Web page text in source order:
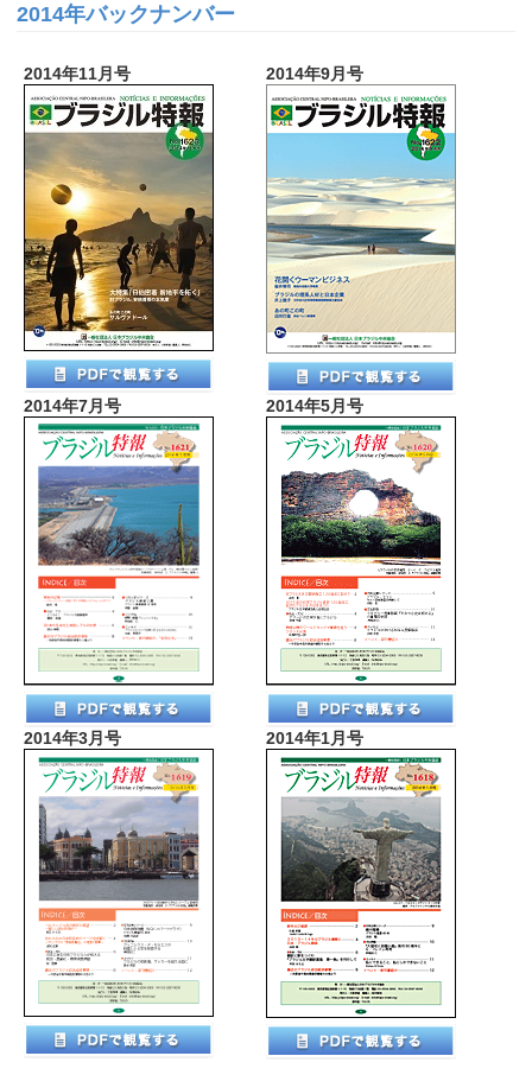
2014年バックナンバー
2014年11月号 2014年9月号
2014年7月号 2014年5月号
2014年3月号 2014年1月号